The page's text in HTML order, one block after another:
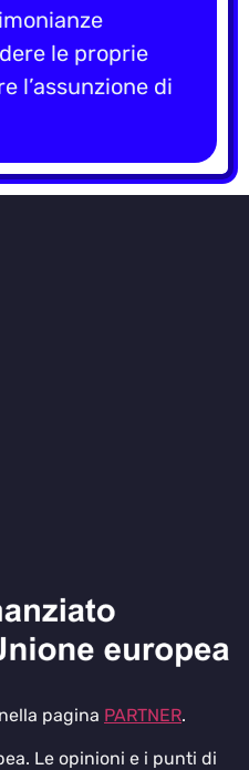
le proprie
l’assunzione di
pagina PARTNER.
Le opinioni e i punti di